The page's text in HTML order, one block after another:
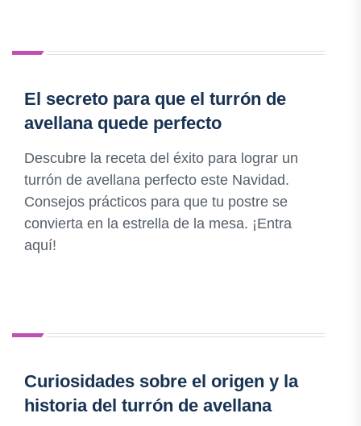
El secreto para que el turrón de
avellana quede perfecto
Descubre la receta del éxito para lograr un
turrón de avellana perfecto este Navidad.
Consejos prácticos para que tu postre se
convierta en la estrella de la mesa. ¡Entra
aquí!
Curiosidades sobre el origen y la
historia del turrón de avellana